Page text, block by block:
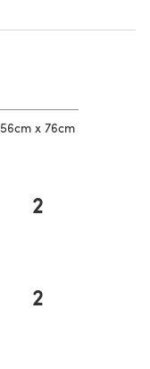
56cm x 76cm
2
2